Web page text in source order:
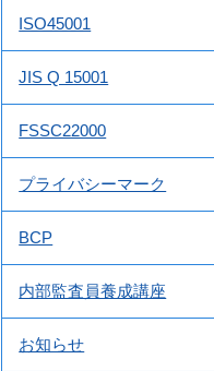
ISO45001
JIS Q 15001
FSSC22000
プライバシーマーク
BCP
内部監査員養成講座
お知らせ